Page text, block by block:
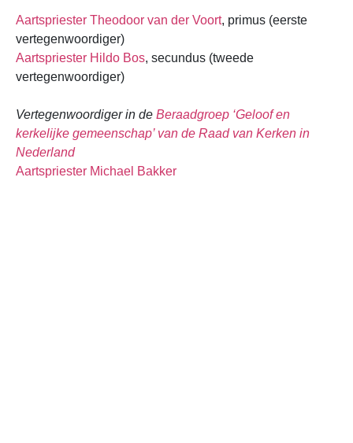
Aartspriester Theodoor van der Voort, primus (eerste
vertegenwoordiger)
Aartspriester Hildo Bos, secundus (tweede
vertegenwoordiger)
Vertegenwoordiger in de Beraadgroep ‘Geloof en
kerkelijke gemeenschap’ van de Raad van Kerken in
Nederland
Aartspriester Michael Bakker